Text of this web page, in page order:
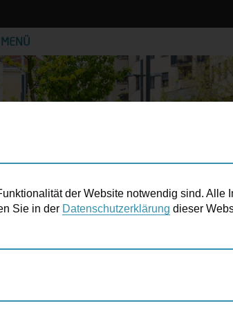
MENÜ
der Website notwendig sind. Alle
Sie in der Datenschutzerklärung dieser